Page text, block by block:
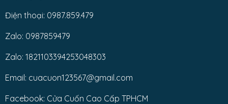
Điện thoại: 0987.859.479
Zalo: 0987859479
Zalo: 1821103394253048303
Email: cuacuon123567@gmail.com
Facebook: Cửa Cuốn Cao Cấp TPHCM